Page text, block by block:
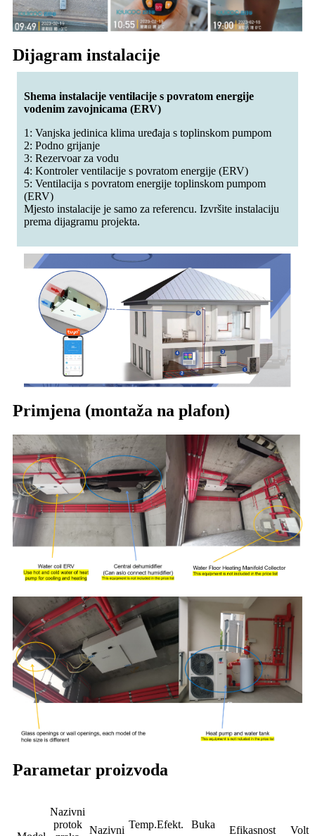
Dijagram instalacije
Shema instalacije ventilacije s povratom energije
vodenim zavojnicama (ERV)
1: Vanjska jedinica klima uređaja s toplinskom pumpom
2: Podno grijanje
3: Rezervoar za vodu
4: Kontroler ventilacije s povratom energije (ERV)
5: Ventilacija s povratom energije toplinskom pumpom
(ERV)
Mjesto instalacije je samo za referencu. Izvršite instalaciju
prema dijagramu projekta.
Primjena (montaža na plafon)
Parametar proizvoda
Nazivni
protok
Nazivni Temp.Efekt.
Buka
Efikasnost
Volt